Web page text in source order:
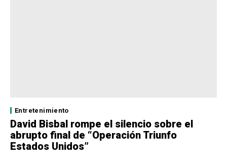
Entretenimiento
David Bisbal rompe el silencio sobre el
abrupto final de “Operación Triunfo
Estados Unidos”